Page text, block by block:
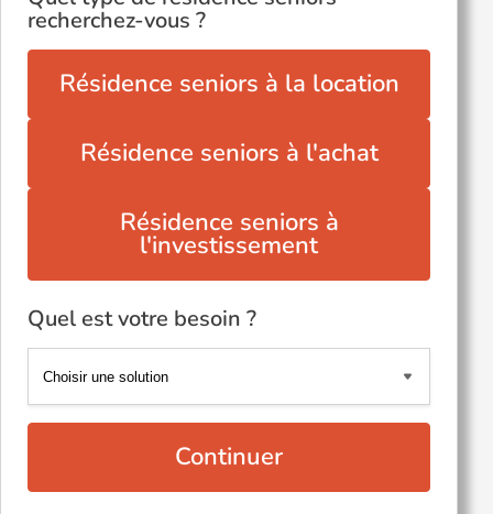
recherchez-vous ?
Résidence seniors à la location
Résidence seniors à l'achat
Résidence seniors à
l'investissement
Quel est votre besoin ?
Continuer